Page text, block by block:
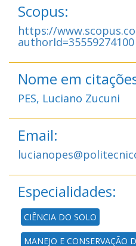
Scopus:
https://
authorId=35559274100
Nome em
PES, Luciano Zucuni
Email:
Especialidades:
CIÊNCIA DO SOLO
MANEJO E CONSERVAÇÃO